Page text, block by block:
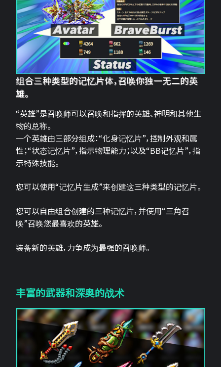
组合三种类型的记忆片体，召唤你独一无二的英
雄。
“英雄”是召唤师可以召唤和指挥的英雄、神明和其他生
物的总称。
一个英雄由三部分组成：“化身记忆片”，控制外观和属
性；“状态记忆片”，指示物理能力；以及“BB记忆片”，指
示特殊技能。
您可以使用“记忆片生成”来创建这三种类型的记忆片。
您可以自由组合创建的三种记忆片，并使用“三角召
唤”召唤您最喜欢的英雄。
装备新的英雄，力争成为最强的召唤师。
丰富的武器和深奥的战术